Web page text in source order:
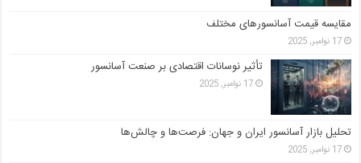
مقایسه قیمت آسانسورهای مختلف
17 نوامبر, 2025
تأثیر نوسانات اقتصادی بر صنعت آسانسور
17 نوامبر, 2025
تحلیل بازار آسانسور ایران و جهان: فرصت‌ها و چالش‌ها
17 نوامبر, 2025